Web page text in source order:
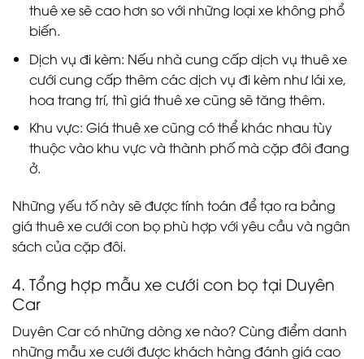
thuê xe sẽ cao hơn so với những loại xe không phổ
biến.
Dịch vụ đi kèm: Nếu nhà cung cấp dịch vụ thuê xe
cưới cung cấp thêm các dịch vụ đi kèm như lái xe,
hoa trang trí, thì giá thuê xe cũng sẽ tăng thêm.
Khu vực: Giá thuê xe cũng có thể khác nhau tùy
thuộc vào khu vực và thành phố mà cặp đôi đang
ở.
Những yếu tố này sẽ được tính toán để tạo ra bảng
giá thuê xe cưới con bọ phù hợp với yêu cầu và ngân
sách của cặp đôi.
4. Tổng hợp mẫu xe cưới con bọ tại Duyên
Car
Duyên Car có những dòng xe nào? Cùng điểm danh
những mẫu xe cưới được khách hàng đánh giá cao